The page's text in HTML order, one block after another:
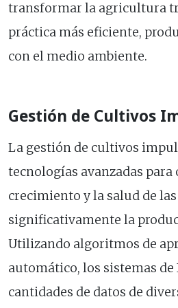
transformar la agricultura
práctica más eficiente,
con el medio ambiente.
Gestión de Cultivos
La gestión de cultivos
tecnologías avanzadas
crecimiento y la salud de
significativamente la
Utilizando algoritmos de
automático, los sistemas
cantidades de datos de